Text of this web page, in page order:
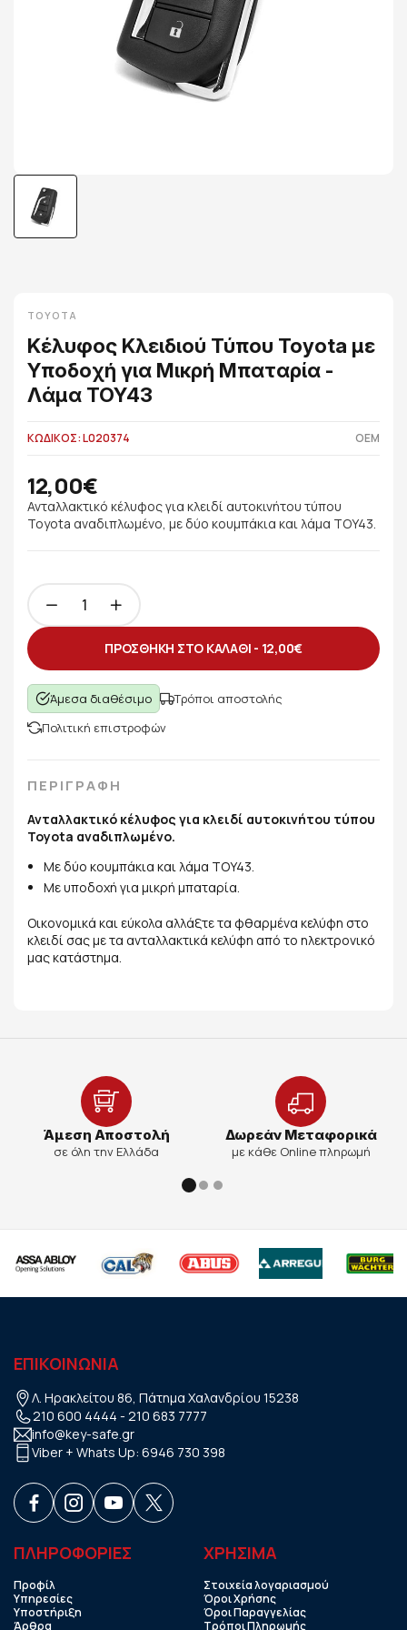
TOYOTA
Κέλυφος Κλειδιού Τύπου Toyota με
Υποδοχή για Μικρή Μπαταρία -
Λάμα TOY43
ΚΩΔΙΚΟΣ: L020374 OEM
12,00€
Ανταλλακτικό κέλυφος για κλειδί αυτοκινήτου τύπου
Toyota αναδιπλωμένο, με δύο κουμπάκια και λάμα TOY43.
ΠΡΟΣΘΗΚΗ ΣΤΟ ΚΑΛΑΘΙ - 12,00€
Άμεσα διαθέσιμο
Τρόποι αποστολής
Πολιτική επιστροφών
ΠΕΡΙΓΡΑΦΗ
Ανταλλακτικό κέλυφος για κλειδί αυτοκινήτου τύπου
Toyota αναδιπλωμένο.
Με δύο κουμπάκια και λάμα TOY43.
Με υποδοχή για μικρή μπαταρία.
Οικονομικά και εύκολα αλλάξτε τα φθαρμένα κελύφη στο
κλειδί σας με τα ανταλλακτικά κελύφη από το ηλεκτρονικό
μας κατάστημα.
Άμεση Αποστολή
σε όλη την Ελλάδα
Δωρεάν Μεταφορικά
με κάθε Online πληρωμή
ΕΠΙΚΟΙΝΩΝΙΑ
Λ. Ηρακλείτου 86, Πάτημα Χαλανδρίου 15238
210 600 4444 - 210 683 7777
info@key-safe.gr
Viber + Whats Up: 6946 730 398
ΠΛΗΡΟΦΟΡΙΕΣ
Προφίλ
Υπηρεσίες
Υποστήριξη
Άρθρα
ΧΡHΣΙΜΑ
Στοιχεία λογαριασμού
Όροι Χρήσης
Όροι Παραγγελίας
Τρόποι Πληρωμής